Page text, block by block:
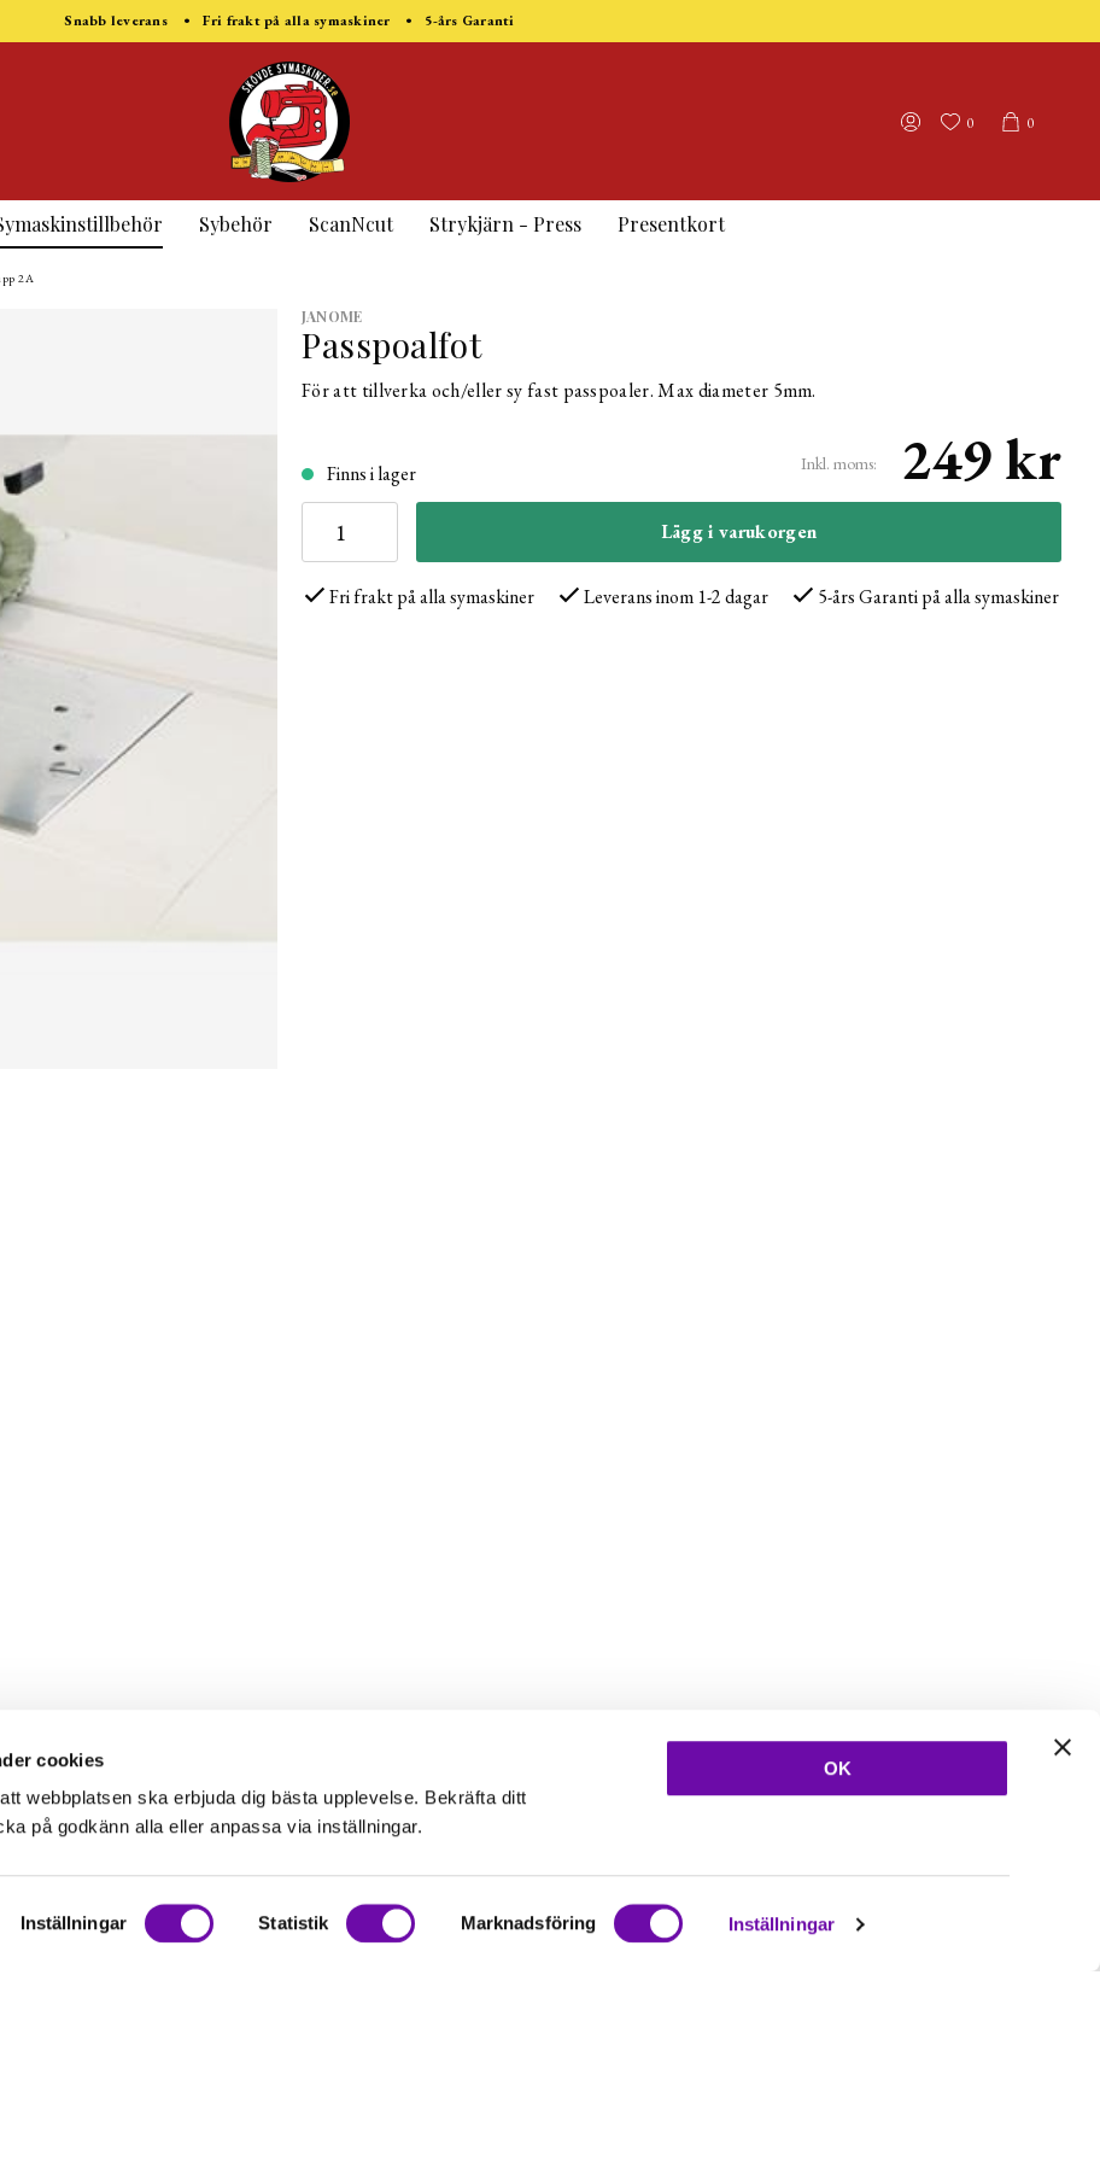
cookies
webbplatsen ska erbjuda dig bästa upplevelse. Bekräfta ditt
på godkänn alla eller anpassa via inställningar.
Inställningar Statistik Marknadsföring Inställningar
OK
Snabb leverans • Fri frakt på alla symaskiner • 5-års Garanti
0
0
Sybehör ScanNcut Strykjärn - Press Presentkort
2A
JANOME
Passpoalfot
För att tillverka och/eller sy fast passpoaler. Max diameter 5mm.
Finns i lager Inkl. moms: 249 kr
Lägg i varukorgen
Fri frakt på alla symaskiner Leverans inom 1-2 dagar 5-års Garanti på alla symaskiner